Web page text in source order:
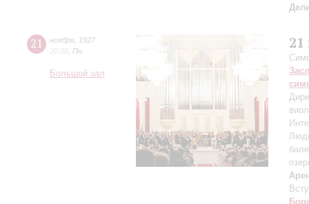
21 ноября
1927
20:00 Пн
Большой зал
21